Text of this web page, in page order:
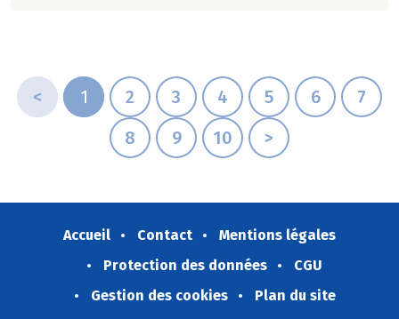
< 1 2 3 4 5 6
7
8
9 10 >
Accueil Contact
Mentions légales
Protection des données
CGU
Gestion des cookies
Plan du site